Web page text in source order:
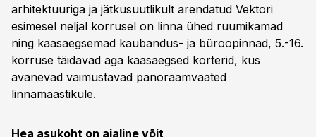
arhitektuuriga ja jätkusuutlikult arendatud Vektori
esimesel neljal korrusel on linna ühed ruumikamad
ning kaasaegsemad kaubandus- ja büroopinnad, 5.-16.
korruse täidavad aga kaasaegsed korterid, kus
avanevad vaimustavad panoraamvaated
linnamaastikule.
Hea asukoht on ajaline võit